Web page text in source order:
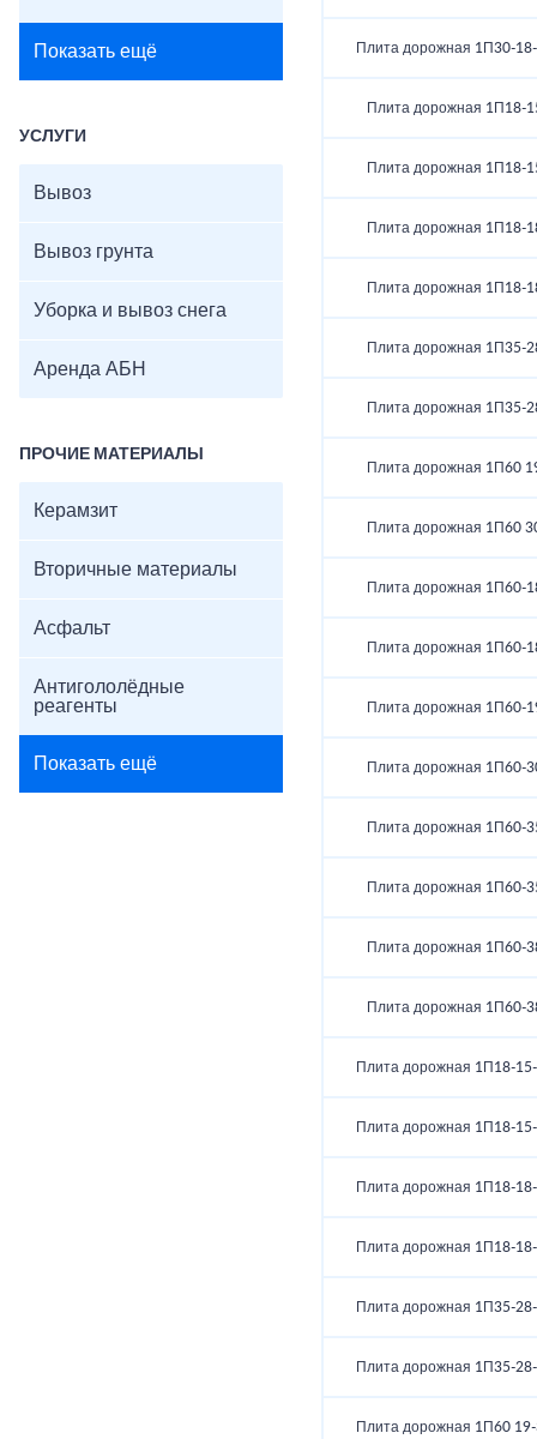
Показать ещё
УСЛУГИ
Вывоз
Вывоз грунта
Уборка и вывоз снега
Аренда АБН
ПРОЧИЕ МАТЕРИАЛЫ
Керамзит
Вторичные материалы
Асфальт
Антигололёдные
реагенты
Показать ещё
Плита дорожная 1П30-
Плита дорожная 1П18-
Плита дорожная 1П18-
Плита дорожная 1П18-
Плита дорожная 1П18-
Плита дорожная 1П35-
Плита дорожная 1П35-
Плита дорожная 1П60
Плита дорожная 1П60
Плита дорожная 1П60-
Плита дорожная 1П60-
Плита дорожная 1П60-
Плита дорожная 1П60-
Плита дорожная 1П60-
Плита дорожная 1П60-
Плита дорожная 1П60-
Плита дорожная 1П60-
Плита дорожная 1П18-
Плита дорожная 1П18-
Плита дорожная 1П18-
Плита дорожная 1П18-
Плита дорожная 1П35-
Плита дорожная 1П35-
Плита дорожная 1П60